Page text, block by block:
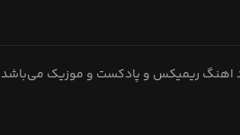
اهنگ ریمیکس و پادکست و موزیک می‌باشد